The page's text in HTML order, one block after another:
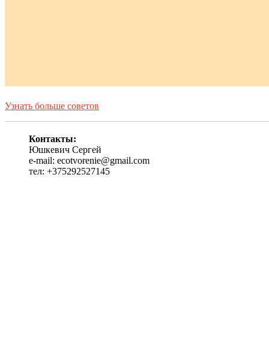
Узнать больше советов
Контакты:
Юшкевич Сергей
e-mail: ecotvorenie@gmail.com
тел: +375292527145